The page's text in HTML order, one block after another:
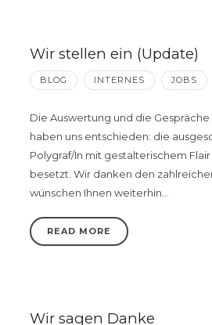
Wir stellen ein (Update)
BLOG INTERNES JOBS
Die Auswertung und die
haben uns entschieden: die
Polygraf/In mit gestalterischem Flair
besetzt. Wir danken den
wünschen Ihnen weiterhin…
READ MORE
Wir sagen Danke